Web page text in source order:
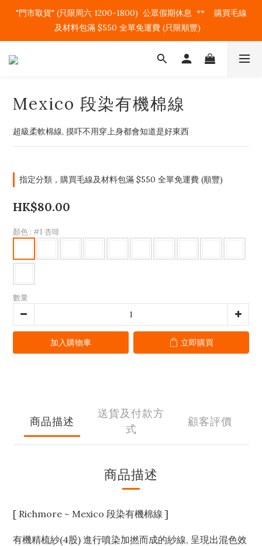
"門市取貨" (只限周六 1200-1800)  公眾假期休息  **    購買毛線
及材料包滿 $550 全單免運費 (只限順豐)
Mexico 段染有機棉線
超級柔軟棉線, 摸吓不用穿上身都會知道是好東西
指定分類，購買毛線及材料包滿 $550 全單免運費 (順豐)
HK$80.00
顏色 : #1 杏啡
數量
加入購物車 立即購買
商品描述
送貨及付款方
式
顧客評價
商品描述
[ Richmore ~ Mexico 段染有機棉線 ]
有機精梳紗(4股) 進行噴染加撚而成的紗線, 呈現出混色效